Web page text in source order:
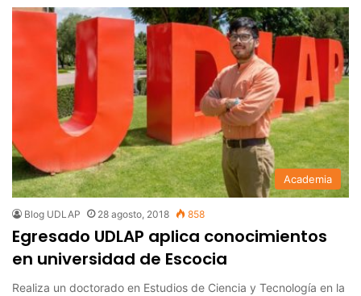
Academia
Blog UDLAP 28 agosto, 2018 858
Egresado UDLAP aplica conocimientos
en universidad de Escocia
Realiza un doctorado en Estudios de Ciencia y Tecnología en la